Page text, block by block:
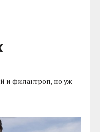
и филантроп, но уж